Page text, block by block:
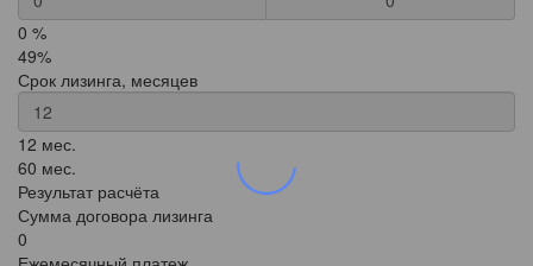
0 %
49%
Срок лизинга, месяцев
12 мес.
60 мес.
Результат расчёта
Сумма договора лизинга
0